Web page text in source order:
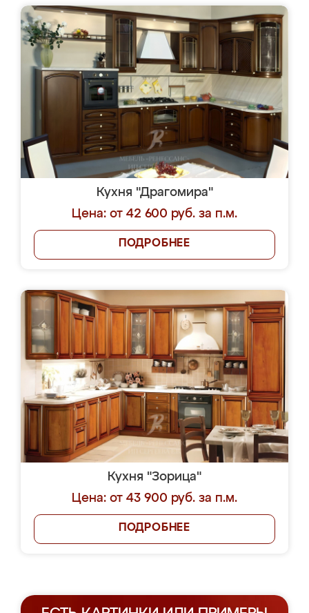
Кухня "Драгомира"
Цена: от 42 600 руб. за п.м.
ПОДРОБНЕЕ
Кухня "Зорица"
Цена: от 43 900 руб. за п.м.
ПОДРОБНЕЕ